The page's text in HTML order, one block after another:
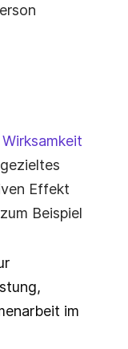
Effekt
Beispiel
im